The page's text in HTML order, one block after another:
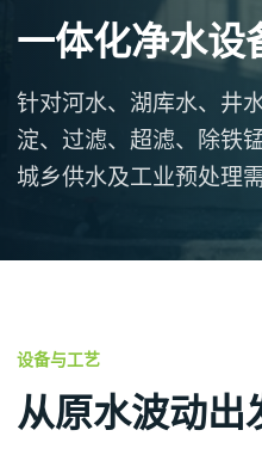
一体化净水设
针对河水、湖库水、井
淀、过滤、超滤、除铁
城乡供水及工业预处理
设备与工艺
从原水波动出